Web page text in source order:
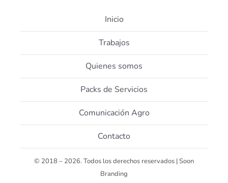
Inicio
Trabajos
Quienes somos
Packs de Servicios
Comunicación Agro
Contacto
© 2018 – 2026. Todos los derechos reservados | Soon
Branding